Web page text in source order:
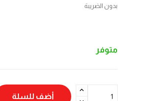
بدون الضريبة
متوفر
أضف للسلة